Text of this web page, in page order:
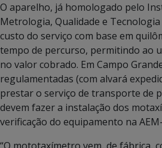
O aparelho, já homologado pelo
Metrologia, Qualidade e
custo do serviço com base em
tempo de percurso, permitindo ao
no valor cobrado. Em Campo
regulamentadas (com alvará
prestar o serviço de transporte de
devem fazer a instalação dos
verificação do equipamento na